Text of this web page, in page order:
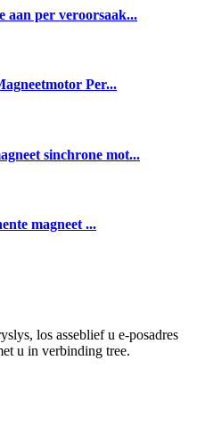
aan per veroorsaak...
Per...
sinchrone mot...
magneet ...
los asseblief u e-posadres
u in verbinding tree.